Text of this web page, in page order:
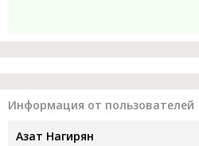
Информация от пользователей
Азат Нагирян